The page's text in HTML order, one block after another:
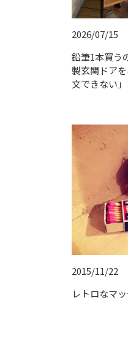
2026/07/15
鉛筆1本買う
製玄関ドア
文できない
2015/11/22
レトロなマ